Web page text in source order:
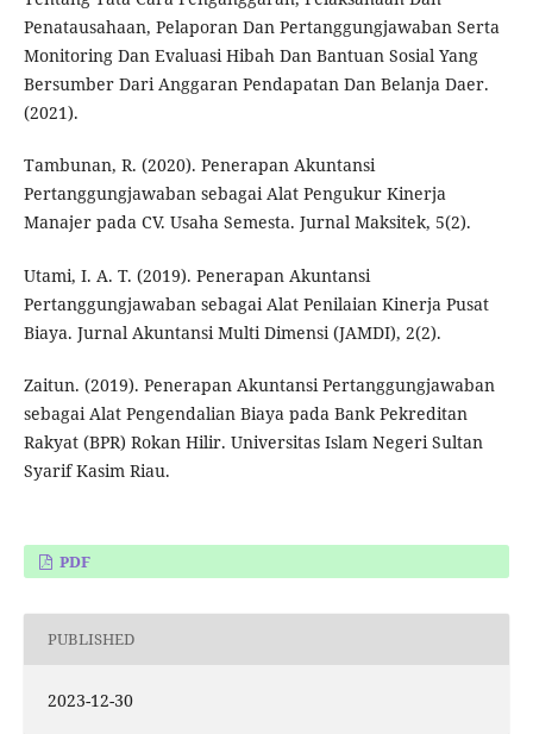
Penatausahaan, Pelaporan Dan Pertanggungjawaban Serta
Monitoring Dan Evaluasi Hibah Dan Bantuan Sosial Yang
Bersumber Dari Anggaran Pendapatan Dan Belanja Daer.
(2021).
Tambunan, R. (2020). Penerapan Akuntansi
Pertanggungjawaban sebagai Alat Pengukur Kinerja
Manajer pada CV. Usaha Semesta. Jurnal Maksitek, 5(2).
Utami, I. A. T. (2019). Penerapan Akuntansi
Pertanggungjawaban sebagai Alat Penilaian Kinerja Pusat
Biaya. Jurnal Akuntansi Multi Dimensi (JAMDI), 2(2).
Zaitun. (2019). Penerapan Akuntansi Pertanggungjawaban
sebagai Alat Pengendalian Biaya pada Bank Pekreditan
Rakyat (BPR) Rokan Hilir. Universitas Islam Negeri Sultan
Syarif Kasim Riau.
PDF
PUBLISHED
2023-12-30